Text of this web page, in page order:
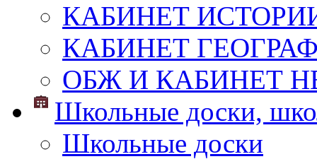
КАБИНЕТ
КАБИНЕТ
ОБЖ И КАБИНЕТ
Школьные доски,
Школьные доски